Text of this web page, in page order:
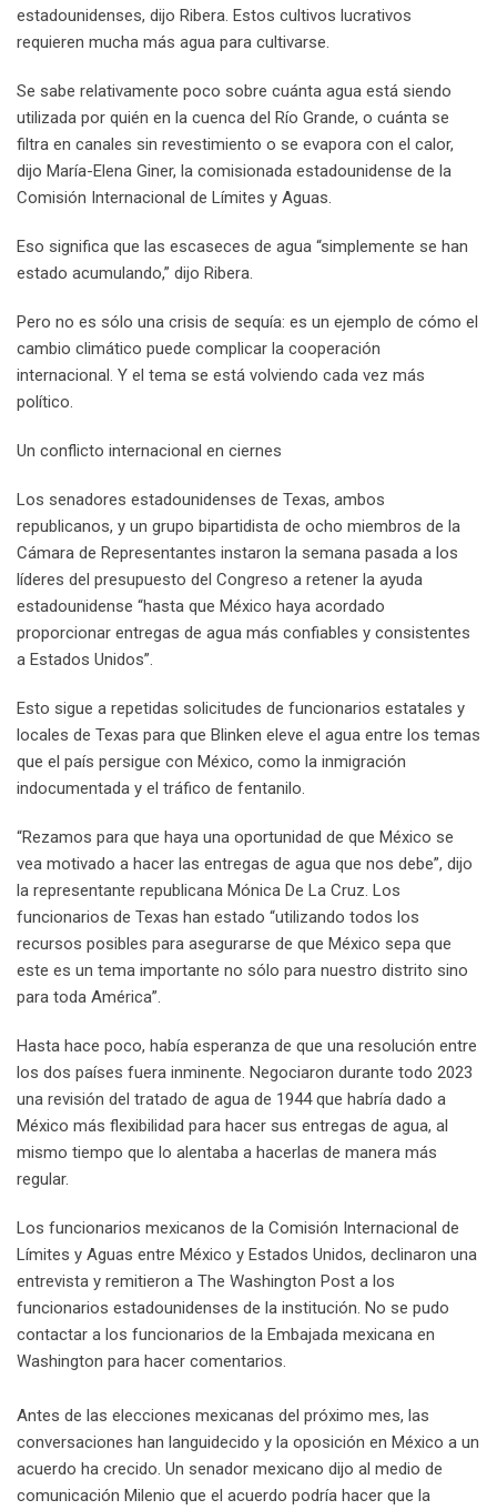
estadounidenses, dijo Ribera. Estos cultivos lucrativos
requieren mucha más agua para cultivarse.
Se sabe relativamente poco sobre cuánta agua está siendo
utilizada por quién en la cuenca del Río Grande, o cuánta se
filtra en canales sin revestimiento o se evapora con el calor,
dijo María-Elena Giner, la comisionada estadounidense de la
Comisión Internacional de Límites y Aguas.
Eso significa que las escaseces de agua “simplemente se han
estado acumulando,” dijo Ribera.
Pero no es sólo una crisis de sequía: es un ejemplo de cómo el
cambio climático puede complicar la cooperación
internacional. Y el tema se está volviendo cada vez más
político.
Un conflicto internacional en ciernes
Los senadores estadounidenses de Texas, ambos
republicanos, y un grupo bipartidista de ocho miembros de la
Cámara de Representantes instaron la semana pasada a los
líderes del presupuesto del Congreso a retener la ayuda
estadounidense “hasta que México haya acordado
proporcionar entregas de agua más confiables y consistentes
a Estados Unidos”.
Esto sigue a repetidas solicitudes de funcionarios estatales y
locales de Texas para que Blinken eleve el agua entre los temas
que el país persigue con México, como la inmigración
indocumentada y el tráfico de fentanilo.
“Rezamos para que haya una oportunidad de que México se
vea motivado a hacer las entregas de agua que nos debe”, dijo
la representante republicana Mónica De La Cruz. Los
funcionarios de Texas han estado “utilizando todos los
recursos posibles para asegurarse de que México sepa que
este es un tema importante no sólo para nuestro distrito sino
para toda América”.
Hasta hace poco, había esperanza de que una resolución entre
los dos países fuera inminente. Negociaron durante todo 2023
una revisión del tratado de agua de 1944 que habría dado a
México más flexibilidad para hacer sus entregas de agua, al
mismo tiempo que lo alentaba a hacerlas de manera más
regular.
Los funcionarios mexicanos de la Comisión Internacional de
Límites y Aguas entre México y Estados Unidos, declinaron una
entrevista y remitieron a The Washington Post a los
funcionarios estadounidenses de la institución. No se pudo
contactar a los funcionarios de la Embajada mexicana en
Washington para hacer comentarios.
Antes de las elecciones mexicanas del próximo mes, las
conversaciones han languidecido y la oposición en México a un
acuerdo ha crecido. Un senador mexicano dijo al medio de
comunicación Milenio que el acuerdo podría hacer que la